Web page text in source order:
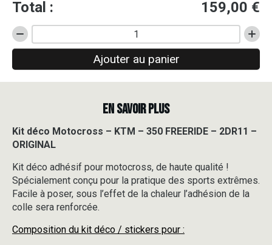
Total : 159,00 €
quantité
de
déco
Motocross
350
FREERIDE
2DR11
-
ORIGINAL
Ajouter au panier
EN SAVOIR PLUS
Kit déco Motocross – KTM – 350 FREERIDE – 2DR11 –
ORIGINAL
Kit déco adhésif pour motocross, de haute qualité !
Spécialement conçu pour la pratique des sports extrêmes.
Facile à poser, sous l’effet de la chaleur l’adhésion de la
colle sera renforcée.
Composition du kit déco / stickers pour :